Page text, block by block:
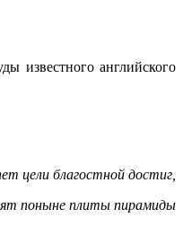
известного английского
цели благостной достиг,
поныне плиты пирамиды